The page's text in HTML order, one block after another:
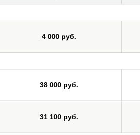
4 000 руб.
38 000 руб.
31 100 руб.